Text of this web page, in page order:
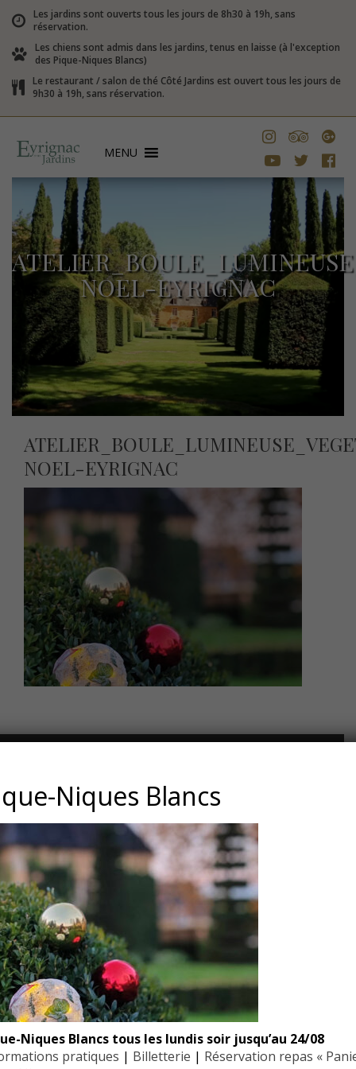
Les jardins sont ouverts tous les jours de 8h30 à 19h, sans
réservation.
Les chiens sont admis dans les jardins, tenus en laisse (à l'exception
des Pique-Niques Blancs)
Le restaurant / salon de thé Côté Jardins est ouvert tous les jours de
9h30 à 19h, sans réservation.
MENU
NOEL-EYRIGNAC
NOEL-EYRIGNAC
Les Jardins du Manoir d’Eyrignac
24590 Salignac-Eyvigues
Dordogne – Périgord
Téléphone : 05.53.28.99.71
Email : contact@eyrignac.com
ESPACE PRESSE
Dossier de presse
Communiqués de presse
Photothèque
Niques Blancs
Niques Blancs tous les lundis soir jusqu’au 24/08
pratiques | Billetterie | Réservation repas «